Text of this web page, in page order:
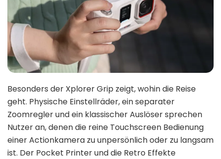
Besonders der Xplorer Grip zeigt, wohin die Reise
geht. Physische Einstellräder, ein separater
Zoomregler und ein klassischer Auslöser sprechen
Nutzer an, denen die reine Touchscreen Bedienung
einer Actionkamera zu unpersönlich oder zu langsam
ist. Der Pocket Printer und die Retro Effekte